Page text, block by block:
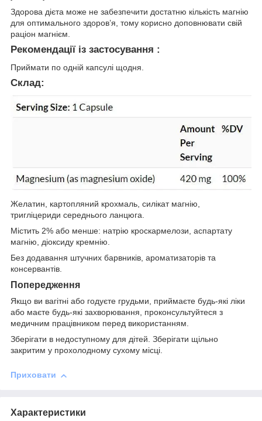
Здорова дієта може не забезпечити достатню кількість магнію
для оптимального здоров’я, тому корисно доповнювати свій
раціон магнієм.
Рекомендації із застосування :
Приймати по одній капсулі щодня.
Склад:
Желатин, картопляний крохмаль, силікат магнію,
тригліцериди середнього ланцюга.
Містить 2% або менше: натрію кроскармелози, аспартату
магнію, діоксиду кремнію.
Без додавання штучних барвників, ароматизаторів та
консервантів.
Попередження
Якщо ви вагітні або годуєте грудьми, приймаєте будь-які ліки
або маєте будь-які захворювання, проконсультуйтеся з
медичним працівником перед використанням.
Зберігати в недоступному для дітей. Зберігати щільно
закритим у прохолодному сухому місці.
Приховати
Характеристики